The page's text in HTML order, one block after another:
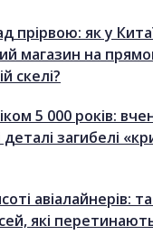
прірвою: як у
магазин на
скелі?
5 000 років:
загибелі
авіалайнерів:
які